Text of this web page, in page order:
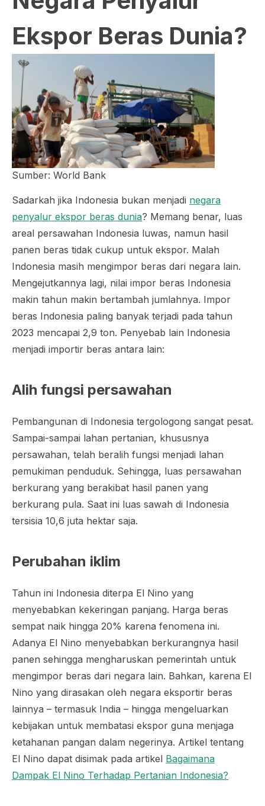
Ekspor Beras Dunia?
Sumber: World Bank
Sadarkah jika Indonesia bukan menjadi negara
penyalur ekspor beras dunia? Memang benar, luas
areal persawahan Indonesia luwas, namun hasil
panen beras tidak cukup untuk ekspor. Malah
Indonesia masih mengimpor beras dari negara lain.
Mengejutkannya lagi, nilai impor beras Indonesia
makin tahun makin bertambah jumlahnya. Impor
beras Indonesia paling banyak terjadi pada tahun
2023 mencapai 2,9 ton. Penyebab lain Indonesia
menjadi importir beras antara lain:
Alih fungsi persawahan
Pembangunan di Indonesia tergologong sangat pesat.
Sampai-sampai lahan pertanian, khususnya
persawahan, telah beralih fungsi menjadi lahan
pemukiman penduduk. Sehingga, luas persawahan
berkurang yang berakibat hasil panen yang
berkurang pula. Saat ini luas sawah di Indonesia
tersisia 10,6 juta hektar saja.
Perubahan iklim
Tahun ini Indonesia diterpa El Nino yang
menyebabkan kekeringan panjang. Harga beras
sempat naik hingga 20% karena fenomena ini.
Adanya El Nino menyebabkan berkurangnya hasil
panen sehingga mengharuskan pemerintah untuk
mengimpor beras dari negara lain. Bahkan, karena El
Nino yang dirasakan oleh negara eksportir beras
lainnya – termasuk India – hingga mengeluarkan
kebijakan untuk membatasi ekspor guna menjaga
ketahanan pangan dalam negerinya. Artikel tentang
El Nino dapat disimak pada artikel Bagaimana
Dampak El Nino Terhadap Pertanian Indonesia?